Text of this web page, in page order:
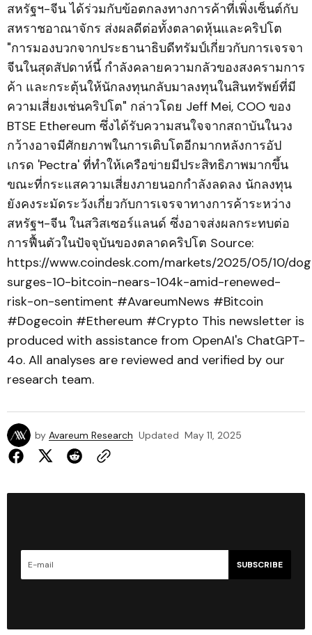
สหรัฐฯ-จีน ได้ร่วมกับข้อตกลงทางการค้าที่เพิ่งเซ็นต์กับ
สหราชอาณาจักร ส่งผลดีต่อทั้งตลาดหุ้นและคริปโต
"การมองบวกจากประธานาธิบดีทรัมป์เกี่ยวกับการเจรจา
จีนในสุดสัปดาห์นี้ กำลังคลายความกลัวของสงครามการ
ค้า และกระตุ้นให้นักลงทุนกลับมาลงทุนในสินทรัพย์ที่มี
ความเสี่ยงเช่นคริปโต" กล่าวโดย Jeff Mei, COO ของ
BTSE Ethereum ซึ่งได้รับความสนใจจากสถาบันในวง
กว้างอาจมีศักยภาพในการเติบโตอีกมากหลังการอัป
เกรด 'Pectra' ที่ทำให้เครือข่ายมีประสิทธิภาพมากขึ้น
ขณะที่กระแสความเสี่ยงภายนอกกำลังลดลง นักลงทุน
ยังคงระมัดระวังเกี่ยวกับการเจรจาทางการค้าระหว่าง
สหรัฐฯ-จีน ในสวิสเซอร์แลนด์ ซึ่งอาจส่งผลกระทบต่อ
การฟื้นตัวในปัจจุบันของตลาดคริปโต Source:
https://www.coindesk.com/markets/2025/05/10/
surges-10-bitcoin-nears-104k-amid-renewed-
risk-on-sentiment #AvareumNews #Bitcoin
#Dogecoin #Ethereum #Crypto This newsletter is
produced with assistance from OpenAI's ChatGPT-
4o. All analyses are reviewed and verified by our
research team.
by Avareum Research Updated May 11, 2025
SUBSCRIBE